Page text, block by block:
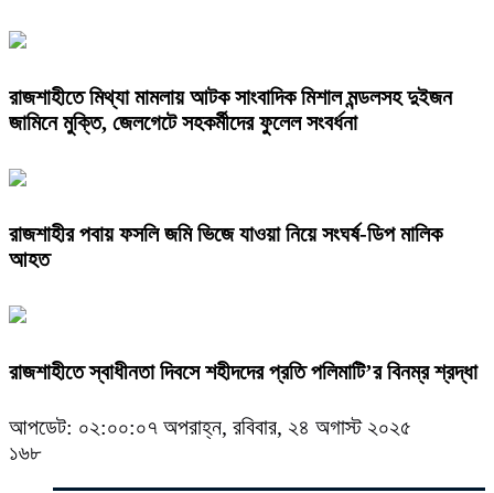
রাজশাহীতে মিথ্যা মামলায় আটক সাংবাদিক মিশাল মন্ডলসহ দুইজন
জামিনে মুক্তি, জেলগেটে সহকর্মীদের ফুলেল সংবর্ধনা
রাজশাহীর পবায় ফসলি জমি ভিজে যাওয়া নিয়ে সংঘর্ষ-ডিপ মালিক
আহত
রাজশাহীতে স্বাধীনতা দিবসে শহীদদের প্রতি পলিমাটি’র বিনম্র শ্রদ্ধা
আপডেট: ০২:০০:০৭ অপরাহ্ন, রবিবার, ২৪ অগাস্ট ২০২৫
১৬৮